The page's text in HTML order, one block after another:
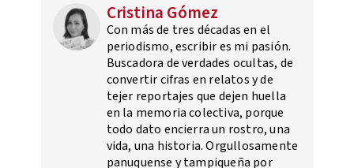
Cristina Gómez
Con más de tres décadas en el
periodismo, escribir es mi pasión.
Buscadora de verdades ocultas, de
convertir cifras en relatos y de
tejer reportajes que dejen huella
en la memoria colectiva, porque
todo dato encierra un rostro, una
vida, una historia. Orgullosamente
panuquense y tampiqueña por